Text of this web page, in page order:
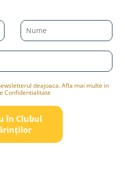
deajoaca. Afla mai multe in
Confidentialitate
în Clubul